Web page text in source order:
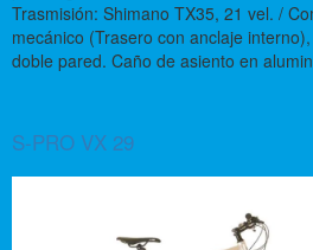
Trasmisión: Shimano TX35, 21 vel. /
mecánico (Trasero con anclaje
doble pared. Caño de asiento en
S-PRO VX 29